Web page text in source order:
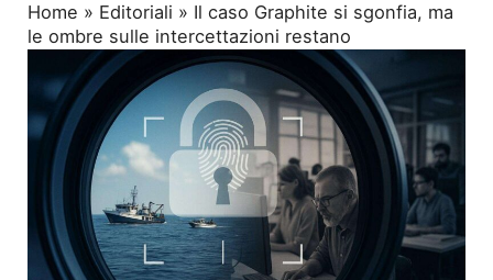
Home » Editoriali » Il caso Graphite si sgonfia, ma
le ombre sulle intercettazioni restano